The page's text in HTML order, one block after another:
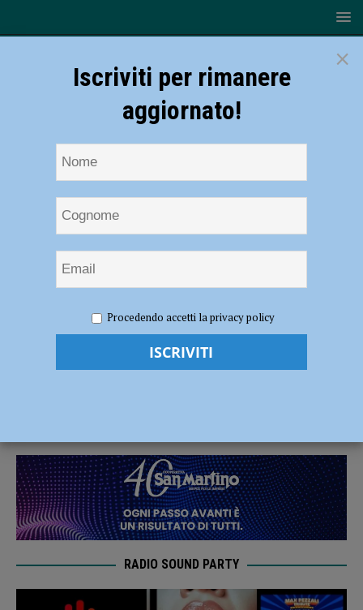
Dario Carnovale al Milestone il 23 gennaio
Il trio di Dario Carnovale al Milestone il 23
RADIO SOUND PARTY
×
Iscriviti per rimanere
aggiornato!
Procedendo accetti la privacy policy